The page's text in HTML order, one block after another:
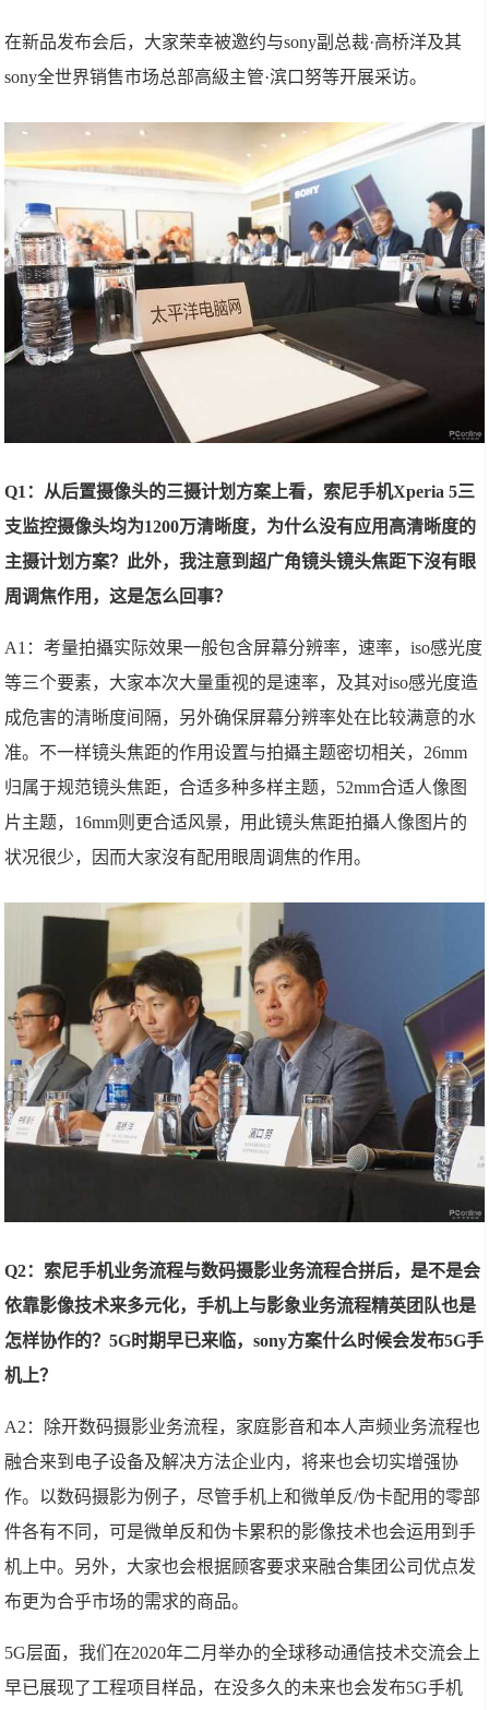
在新品发布会后，大家荣幸被邀约与sony副总裁·高桥洋及其
sony全世界销售市场总部高級主管·滨口努等开展采访。
Q1：从后置摄像头的三摄计划方案上看，索尼手机Xperia 5三
支监控摄像头均为1200万清晰度，为什么没有应用高清晰度的
主摄计划方案？此外，我注意到超广角镜头镜头焦距下沒有眼
周调焦作用，这是怎么回事？
A1：考量拍攝实际效果一般包含屏幕分辨率，速率，iso感光度
等三个要素，大家本次大量重视的是速率，及其对iso感光度造
成危害的清晰度间隔，另外确保屏幕分辨率处在比较满意的水
准。不一样镜头焦距的作用设置与拍攝主题密切相关，26mm
归属于规范镜头焦距，合适多种多样主题，52mm合适人像图
片主题，16mm则更合适风景，用此镜头焦距拍攝人像图片的
状况很少，因而大家沒有配用眼周调焦的作用。
Q2：索尼手机业务流程与数码摄影业务流程合拼后，是不是会
依靠影像技术来多元化，手机上与影象业务流程精英团队也是
怎样协作的？5G时期早已来临，sony方案什么时候会发布5G手
机上？
A2：除开数码摄影业务流程，家庭影音和本人声频业务流程也
融合来到电子设备及解决方法企业内，将来也会切实增强协
作。以数码摄影为例子，尽管手机上和微单反/伪卡配用的零部
件各有不同，可是微单反和伪卡累积的影像技术也会运用到手
机上中。另外，大家也会根据顾客要求来融合集团公司优点发
布更为合乎市场的需求的商品。
5G层面，我们在2020年二月举办的全球移动通信技术交流会上
早已展现了工程项目样品，在没多久的未来也会发布5G手机